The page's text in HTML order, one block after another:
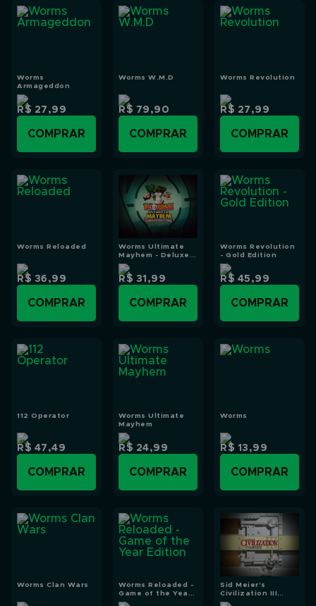
Worms
Armageddon
R$ 27,99
COMPRAR
Worms W.M.D
R$ 79,90
COMPRAR
Worms Revolution
R$ 27,99
COMPRAR
Worms Reloaded
R$ 36,99
COMPRAR
Worms Ultimate
Mayhem - Deluxe
Edition
R$ 31,99
COMPRAR
Worms Revolution
- Gold Edition
R$ 45,99
COMPRAR
112 Operator
R$ 47,49
COMPRAR
Worms Ultimate
Mayhem
R$ 24,99
COMPRAR
Worms
R$ 13,99
COMPRAR
Worms Clan Wars
Worms Reloaded -
Game of the Year
Edition
Sid Meier's
Civilization III
Complete